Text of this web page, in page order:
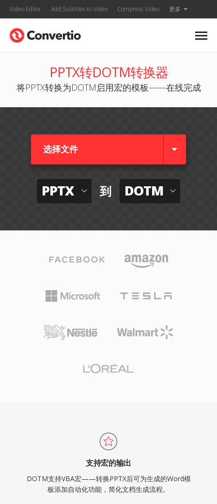
Video Editor Add Subtitles to Video Compress Video 更多
PPTX转DOTM转换器
将PPTX转换为DOTM启用宏的模板——在线完成
选择文件
PPTX 到 DOTM
支持宏的输出
DOTM支持VBA宏——转换PPTX后可为生成的Word模
板添加自动化功能，简化文档生成流程。